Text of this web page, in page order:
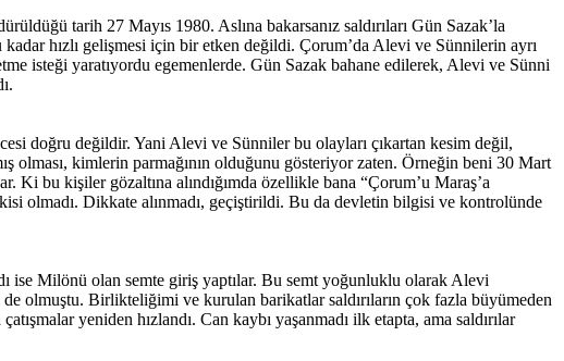
tarih 27 Mayıs 1980. Aslına bakarsanız saldırıları Gün Sazak’la
hızlı gelişmesi için bir etken değildi. Çorum’da Alevi ve Sünnilerin ayrı
isteği yaratıyordu egemenlerde. Gün Sazak bahane edilerek, Alevi ve Sünni
doğru değildir. Yani Alevi ve Sünniler bu olayları çıkartan kesim değil,
olması, kimlerin parmağının olduğunu gösteriyor zaten. Örneğin beni 30 Mart
Ki bu kişiler gözaltına alındığımda özellikle bana “Çorum’u Maraş’a
olmadı. Dikkate alınmadı, geçiştirildi. Bu da devletin bilgisi ve kontrolünde
ise Milönü olan semte giriş yaptılar. Bu semt yoğunluklu olarak Alevi
olmuştu. Birlikteliğimi ve kurulan barikatlar saldırıların çok fazla büyümeden
yeniden hızlandı. Can kaybı yaşanmadı ilk etapta, ama saldırılar